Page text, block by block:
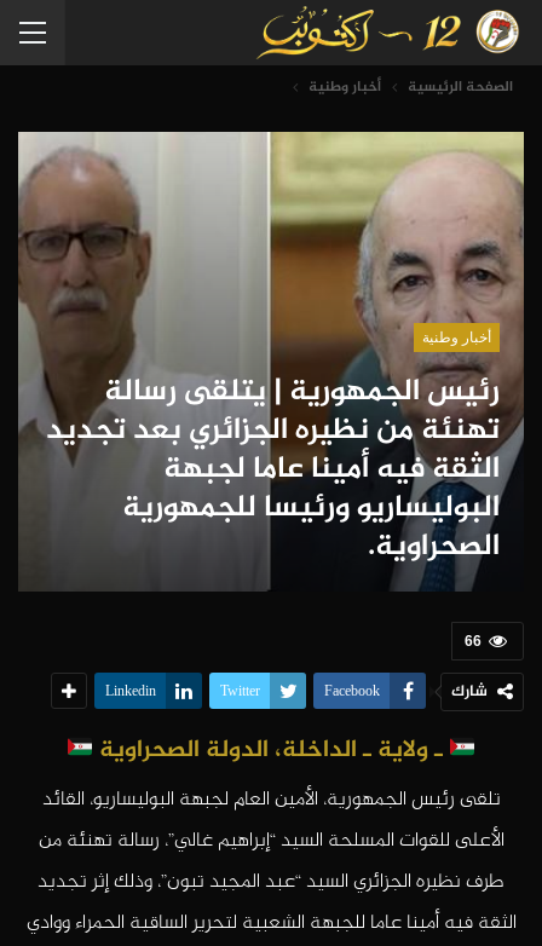
الصفحة الرئيسية أخبار وطنية
أخبار وطنية
رئيس الجمهورية | يتلقى رسالة
تهنئة من نظيره الجزائري بعد تجديد
الثقة فيه أمينا عاما لجبهة
البوليساريو ورئيسا للجمهورية
الصحراوية.
66
شارك Facebook
Twitter
Linkedin
ـ ولايةـ الداخلة، الدولة الصحراوية
تلقى رئيس الجمهورية، الأمين العام لجبهة البوليساريو، القائد
الأعلى للقوات المسلحة السيد “إبراهيم غالي”، رسالة تهنئة من
طرف نظيره الجزائري السيد “عبد المجيد تبون”، وذلك إثر تجديد
الثقة فيه أمينا عاما للجبهة الشعبية لتحرير الساقية الحمراء ووادي